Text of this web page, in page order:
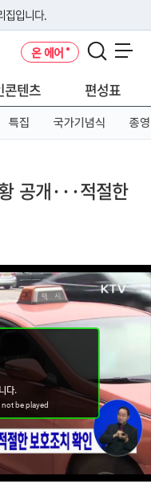
집입니다.
사용하고 있다면 아래 URL에
온 에어
콘텐츠 편성표
특집 국가기념식 종영
공개···적절한